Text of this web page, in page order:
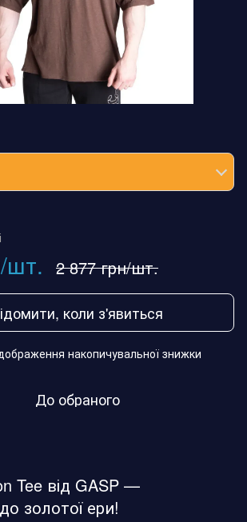
шт. 2 877 грн/шт.
коли з'явиться
накопичувальної знижки
До обраного
Tee від GASP —
золотої ери!